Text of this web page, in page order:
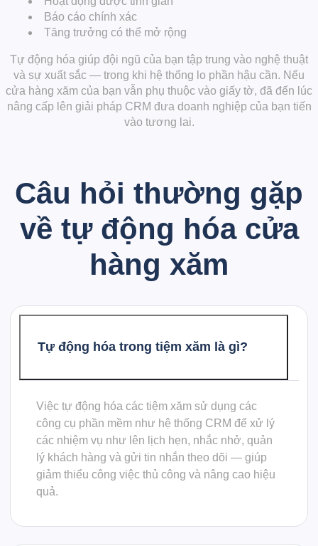
Báo cáo chính xác
Tăng trưởng có thể mở rộng
Tự động hóa giúp đội ngũ của bạn tập trung vào nghệ thuật
và sự xuất sắc — trong khi hệ thống lo phần hậu cần. Nếu
cửa hàng xăm của bạn vẫn phụ thuộc vào giấy tờ, đã đến lúc
nâng cấp lên giải pháp CRM đưa doanh nghiệp của bạn tiến
vào tương lai.
Câu hỏi thường gặp
về tự động hóa cửa
hàng xăm
Tự động hóa trong tiệm xăm là gì?
Việc tự động hóa các tiệm xăm sử dụng các
công cụ phần mềm như hệ thống CRM để xử lý
các nhiệm vụ như lên lịch hẹn, nhắc nhở, quản
lý khách hàng và gửi tin nhắn theo dõi — giúp
giảm thiểu công việc thủ công và nâng cao hiệu
quả.